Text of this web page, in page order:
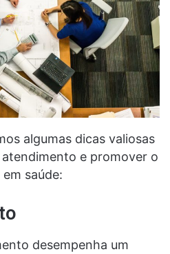
algumas dicas valiosas
e promover o
saúde:
desempenha um